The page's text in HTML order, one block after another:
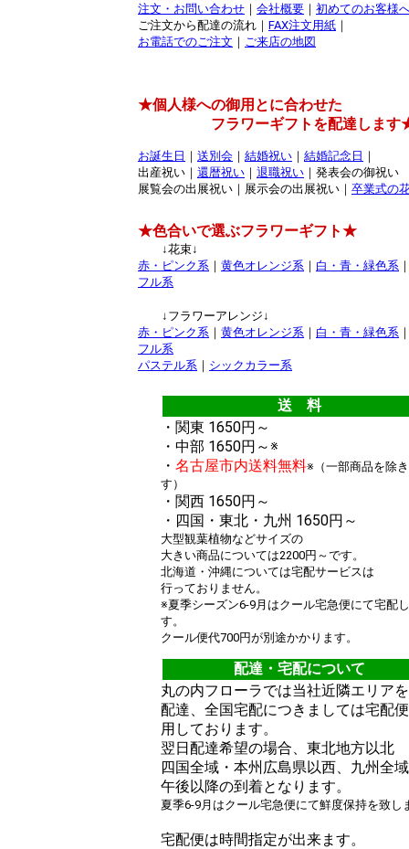
注文・お問い合わせ ｜ 会社概要 ｜ 初めてのお客様
ご注文から配達の流れ｜ FAX注文用紙 ｜
お電話でのご注文 ｜ ご来店の地図
★個人様への御用とに合わせた
フラワーギフトを配達します
お誕生日 ｜ 送別会 ｜ 結婚祝い ｜ 結婚記念日 ｜
出産祝い｜ 還暦祝い ｜ 退職祝い ｜発表会の御祝い
展覧会の出展祝い｜展示会の出展祝い｜ 卒業式の
★色合いで選ぶフラワーギフト★
↓花束↓
赤・ピンク系 ｜ 黄色オレンジ系 ｜ 白・青・緑色系
フル系
↓フラワーアレンジ↓
赤・ピンク系 ｜ 黄色オレンジ系 ｜ 白・青・緑色系
フル系
パステル系 ｜ シックカラー系
送 料
・関東 1650円～
・中部 1650円～※
・ 名古屋市内送料無料※（一部商品を除
す）
・関西 1650円～
・四国・東北・九州 1650円～
大型観葉植物などサイズの
大きい商品については2200円～です。
北海道・沖縄については宅配サービスは
行っておりません。
※夏季シーズン6-9月はクール宅急便にて宅配
す。
クール便代700円が別途かかります。
配達・宅配について
丸の内フローラでは当社近隣エリア
配達、全国宅配につきましては宅配
用しております。
翌日配達希望の場合、東北地方以北
四国全域・本州広島県以西、九州全
午後以降の到着となります。
夏季6-9月はクール宅急便にて鮮度保持を致し
宅配便は時間指定が出来ます。